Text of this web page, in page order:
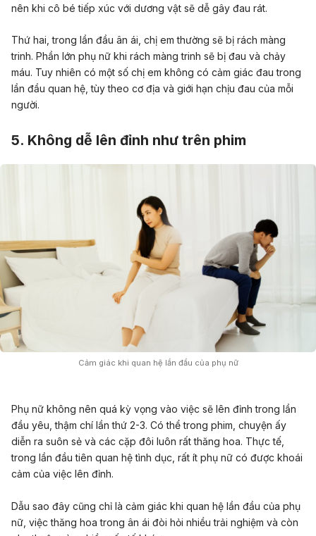
nên khi cô bé tiếp xúc với dương vật sẽ dễ gây đau rát.
Thứ hai, trong lần đầu ân ái, chị em thường sẽ bị rách màng
trinh. Phần lớn phụ nữ khi rách màng trinh sẽ bị đau và chảy
máu. Tuy nhiên có một số chị em không có cảm giác đau trong
lần đầu quan hệ, tùy theo cơ địa và giới hạn chịu đau của mỗi
người.
5. Không dễ lên đỉnh như trên phim
Cảm giác khi quan hệ lần đầu của phụ nữ
Phụ nữ không nên quá kỳ vọng vào việc sẽ lên đỉnh trong lần
đầu yêu, thậm chí lần thứ 2-3. Có thể trong phim, chuyện ấy
diễn ra suôn sẻ và các cặp đôi luôn rất thăng hoa. Thực tế,
trong lần đầu tiên quan hệ tình dục, rất ít phụ nữ có được khoái
cảm của việc lên đỉnh.
Dẫu sao đây cũng chỉ là cảm giác khi quan hệ lần đầu của phụ
nữ, việc thăng hoa trong ân ái đòi hỏi nhiều trải nghiệm và còn